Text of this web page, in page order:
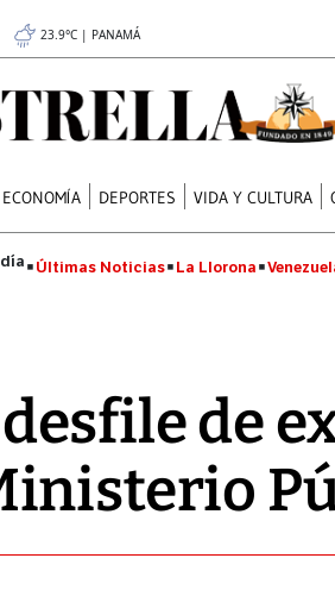
23.9°C | PANAMÁ
ECONOMÍA DEPORTES VIDA Y CULTURA
Últimas Noticias La Llorona
de